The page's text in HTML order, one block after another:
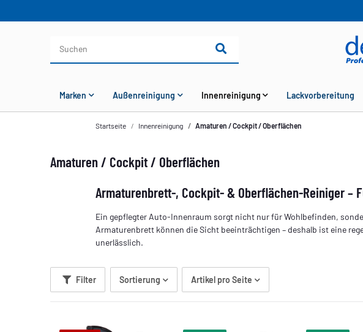
Marken Außenreinigung Innenreinigung Lackvorbereitung
Startseite Innenreinigung Amaturen / Cockpit / Oberflächen
Amaturen / Cockpit / Oberflächen
Armaturenbrett-, Cockpit- & Oberflächen-Reiniger –
Ein gepflegter Auto-Innenraum sorgt nicht nur für Wohlbefinden,
Armaturenbrett können die Sicht beeinträchtigen – deshalb ist eine
unerlässlich.
Filter Sortierung Artikel pro Seite